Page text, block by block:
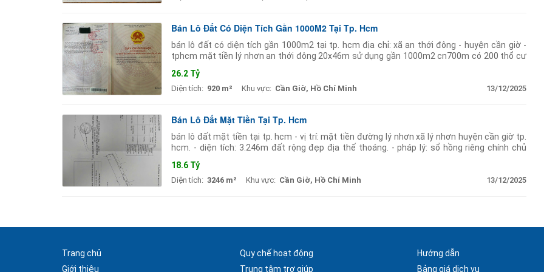
Bán Lô Đất Có Diện Tích Gần 1000M2 Tại Tp. Hcm
bán lô đất có diện tích gần 1000m2 tại tp. hcm địa chỉ: xã an thới đông - huyện cần giờ -
tphcm mặt tiền lý nhơn an thới đông 20x46m sử dụng gần 1000m2 cn700m có 200 thổ cư
26.2 Tỷ
Diện tích: 920 m² Khu vực: Cần Giờ, Hồ Chí Minh 13/12/2025
Bán Lô Đất Mặt Tiền Tại Tp. Hcm
bán lô đất mặt tiền tại tp. hcm - vị trí: mặt tiền đường lý nhơn xã lý nhơn huyện cần giờ tp.
hcm. - diện tích: 3.246m đất rộng đẹp địa thế thoáng. - pháp lý: sổ hồng riêng chính chủ
18.6 Tỷ
Diện tích: 3246 m² Khu vực: Cần Giờ, Hồ Chí Minh 13/12/2025
Trang chủ
Giới thiệu
Quy chế hoạt động
Trung tâm trợ giúp
Hướng dẫn
Bảng giá dịch vụ